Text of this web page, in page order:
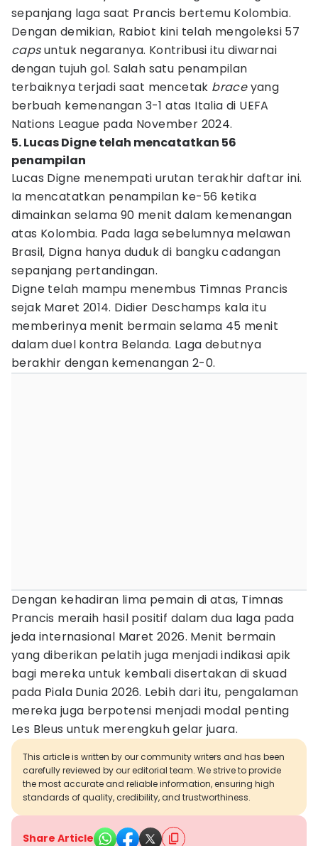
sepanjang laga saat Prancis bertemu Kolombia.
Dengan demikian, Rabiot kini telah mengoleksi 57
capsuntuk negaranya. Kontribusi itu diwarnai
dengan tujuh gol. Salah satu penampilan
terbaiknya terjadi saat mencetak braceyang
berbuah kemenangan 3-1 atas Italia di UEFA
Nations League pada November 2024.
5. Lucas Digne telah mencatatkan 56
penampilan
Lucas Digne menempati urutan terakhir daftar ini.
Ia mencatatkan penampilan ke-56 ketika
dimainkan selama 90 menit dalam kemenangan
atas Kolombia. Pada laga sebelumnya melawan
Brasil, Digna hanya duduk di bangku cadangan
sepanjang pertandingan.
Digne telah mampu menembus Timnas Prancis
sejak Maret 2014. Didier Deschamps kala itu
memberinya menit bermain selama 45 menit
dalam duel kontra Belanda. Laga debutnya
berakhir dengan kemenangan 2-0.
Dengan kehadiran lima pemain di atas, Timnas
Prancis meraih hasil positif dalam dua laga pada
jeda internasional Maret 2026. Menit bermain
yang diberikan pelatih juga menjadi indikasi apik
bagi mereka untuk kembali disertakan di skuad
pada Piala Dunia 2026. Lebih dari itu, pengalaman
mereka juga berpotensi menjadi modal penting
Les Bleus untuk merengkuh gelar juara.
This article is written by our community writers and has been
carefully reviewed by our editorial team. We strive to provide
the most accurate and reliable information, ensuring high
standards of quality, credibility, and trustworthiness.
Share Article